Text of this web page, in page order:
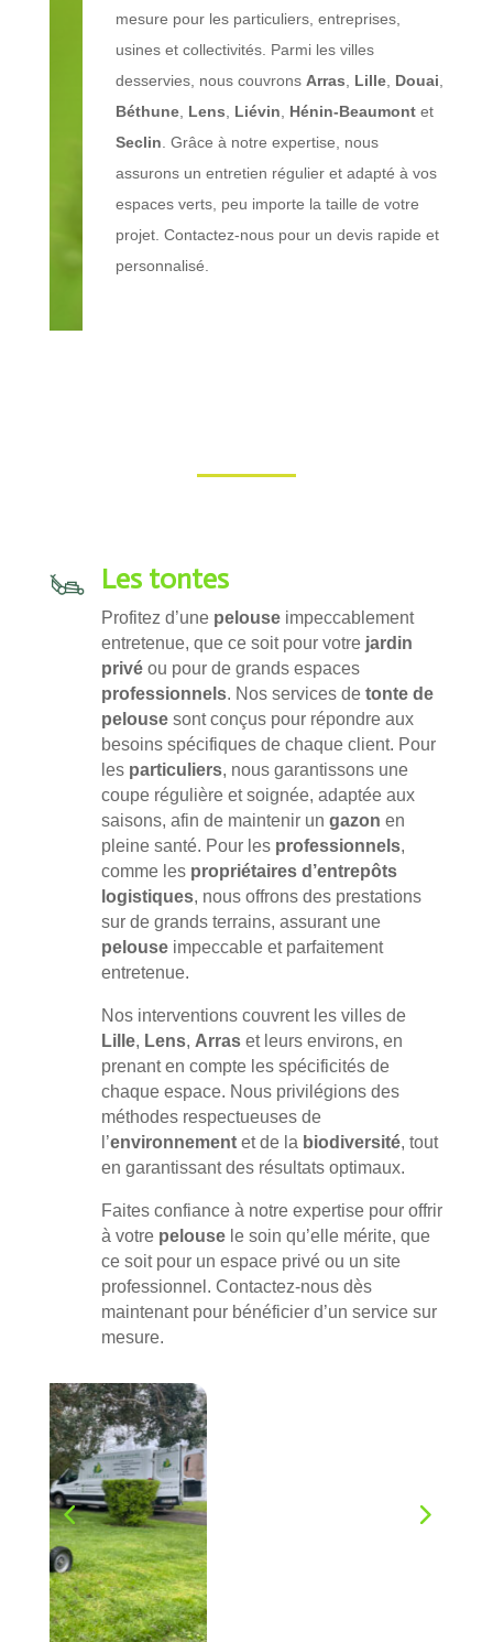
mesure pour les particuliers, entreprises,
usines et collectivités. Parmi les villes
desservies, nous couvrons Arras Lille, Douai
Béthune, Lens Liévin Hénin-Beaumontet
Seclin . Grâce à notre expertise, nous
assurons un entretien régulier et adapté à vos
espaces verts, peu importe la taille de votre
projet. Contactez-nous pour un devis rapide et
personnalisé.
Les tontes
Profitez d’une pelouseimpeccablement
entretenue, que ce soit pour votre jardin
privéou pour de grands espaces
professionnels. Nos services de tonte de
pelousesont conçus pour répondre aux
besoins spécifiques de chaque client. Pour
les particuliers, nous garantissons une
coupe régulière et soignée, adaptée aux
saisons, afin de maintenir un gazon en
pleine santé. Pour les professionnels,
comme les propriétaires d’entrepôts
logistiques, nous offrons des prestations
sur de grands terrains, assurant une
pelouseimpeccable et parfaitement
entretenue.
Nos interventions couvrent les villes de
Lille, Lens, Arraset leurs environs, en
prenant en compte les spécificités de
chaque espace. Nous privilégions des
méthodes respectueuses de
l’environnementet de la biodiversité, tout
en garantissant des résultats optimaux.
Faites confiance à notre expertise pour offrir
à votre pelousele soin qu’elle mérite, que
ce soit pour un espace privé ou un site
professionnel. Contactez-nous dès
maintenant pour bénéficier d’un service sur
mesure.